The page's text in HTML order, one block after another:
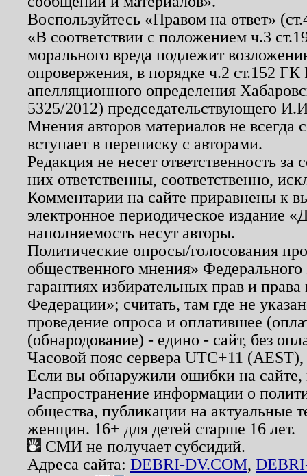
Воспользуйтесь «Правом на ответ»
«В соответствии с положением ч.3
морального вреда подлежит
опровержения, в порядке ч.2 ст.152
апелляционного определения
5325/2012) председательствующего
Мнения авторов материалов не
вступает в переписку с авторами.
Редакция не несет ответственность
них ответственны, соответственно,
Комментарии на сайте приравнены к
электронное периодическое издание
наполняемость несут авторы.
Политические опросы/голосования
общественного мнения»
гарантиях избирательных прав и
Федерации»; считать, там где не
проведение опроса и оплатившее
(обнародование) - едино - сайт, без
Часовой пояс сервера UTC+11
Если вы обнаружили ошибки на
Распространение информации о
общества, публикации на актуальные
женщин. 16+ для детей старше 16 лет.
СМИ не получает субсидий.
Адреса сайта: DEBRI-DV.COM,